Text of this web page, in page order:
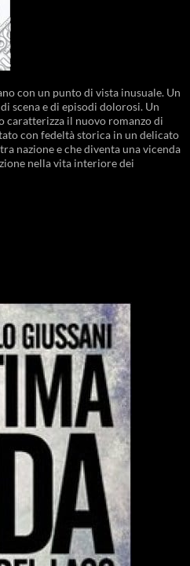
con un punto di vista inusuale. Un
scena e di episodi dolorosi. Un
caratterizza il nuovo romanzo di
con fedeltà storica in un delicato
nazione e che diventa una vicenda
nella vita interiore dei